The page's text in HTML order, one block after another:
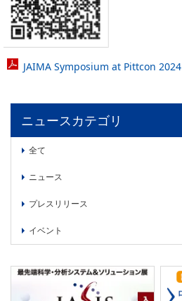
JAIMA Symposium at Pittcon 2024
ニュースカテゴリ
全て
ニュース
プレスリリース
イベント